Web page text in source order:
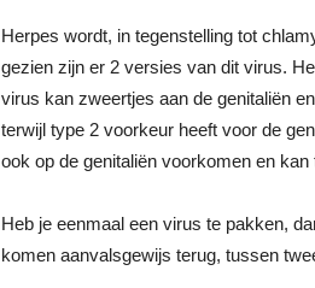
Herpes wordt, in tegenstelling tot
gezien zijn er 2 versies van dit virus.
virus kan zweertjes aan de genitaliën
terwijl type 2 voorkeur heeft voor de
ook op de genitaliën voorkomen en
Heb je eenmaal een virus te pakken,
komen aanvalsgewijs terug, tussen